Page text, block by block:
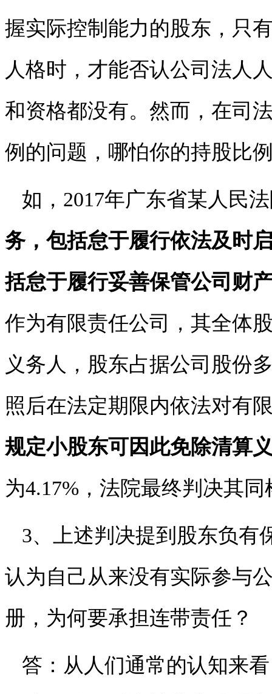
握实际控制能力的股东，只
人格时，才能否认公司法人
和资格都没有。然而，在司
例的问题，哪怕你的持股比
如，2017年广东省某人民
务，包括怠于履行依法及时
括怠于履行妥善保管公司财
作为有限责任公司，其全体
义务人，股东占据公司股份
照后在法定期限内依法对有
规定小股东可因此免除清算
为4.17%，法院最终判决其
3、上述判决提到股东负有
认为自己从来没有实际参与
册，为何要承担连带责任？
答：从人们通常的认知来